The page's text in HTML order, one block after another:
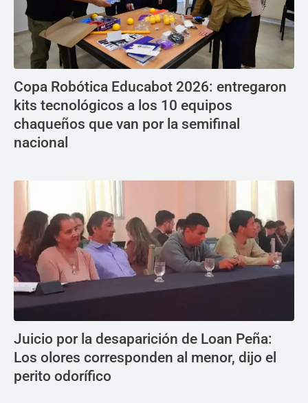
Copa Robótica Educabot 2026: entregaron
kits tecnológicos a los 10 equipos
chaqueños que van por la semifinal
nacional
Juicio por la desaparición de Loan Peña:
Los olores corresponden al menor, dijo el
perito odorífico